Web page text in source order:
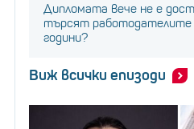
Дипломата вече не е
търсят работодателите
години?
Виж всички епизоди